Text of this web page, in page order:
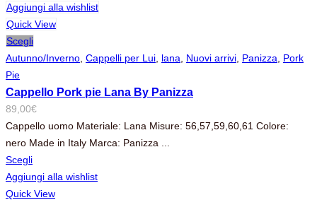
Aggiungi alla wishlist
Quick View
Scegli
Autunno/Inverno Cappelli per Lui lana Nuovi arrivi Panizza
Pork
Pie
Cappello Pork pie Lana By Panizza
89,00€
Cappello uomo Materiale: Lana Misure: 56,57,59,60,61 Colore:
nero Made in Italy Marca: Panizza ...
Scegli
Aggiungi alla wishlist
Quick View